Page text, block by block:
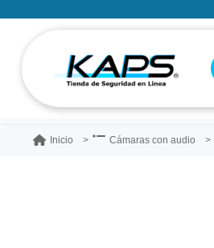
Inicio Cámaras con audio